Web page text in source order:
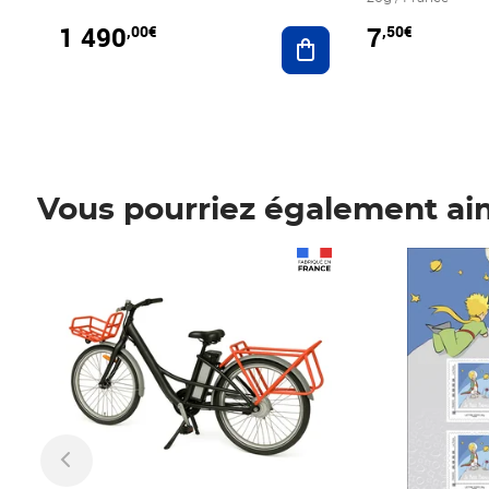
1 490,00€ Ajouter au panier
7,50€
Vous pourriez également
Prix 7,50€